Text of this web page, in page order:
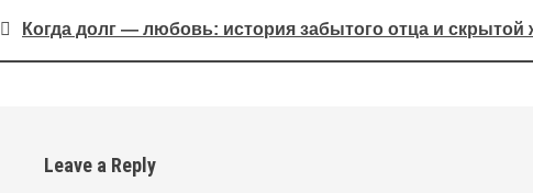
Post
navigation
Когда долг — любовь: история забытого отца и скрытой
Leave a Reply